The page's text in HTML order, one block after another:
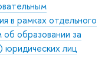
в рамках отдельного
образовании за
юридических лиц